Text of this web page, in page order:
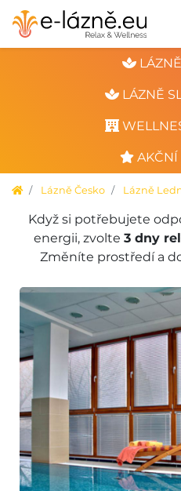
LÁZNĚ
AKČNÍ
Lázně Česko Lázně
Když si potřebujete
energii, zvolte 3 dny
Změníte prostředí a